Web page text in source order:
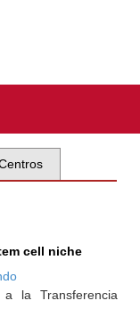
cell niche
la Transferencia